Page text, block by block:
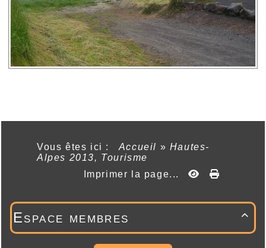
Vous êtes ici : Accueil » Hautes-
Alpes 2013, Tourisme
Imprimer la page...

Espace membres